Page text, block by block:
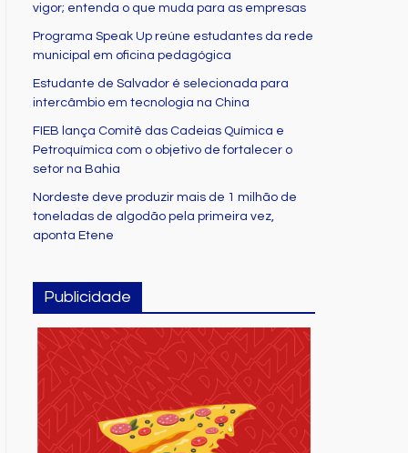
vigor; entenda o que muda para as empresas
Programa Speak Up reúne estudantes da rede
municipal em oficina pedagógica
Estudante de Salvador é selecionada para
intercâmbio em tecnologia na China
FIEB lança Comitê das Cadeias Química e
Petroquímica com o objetivo de fortalecer o
setor na Bahia
Nordeste deve produzir mais de 1 milhão de
toneladas de algodão pela primeira vez,
aponta Etene
Publicidade